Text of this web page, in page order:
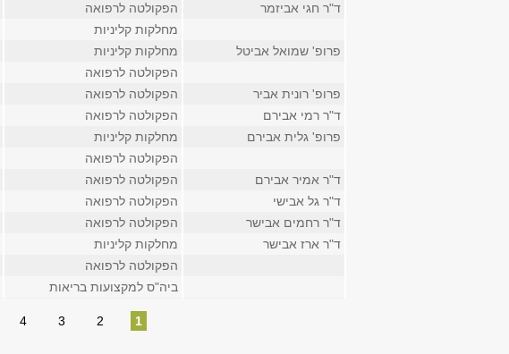
ד"ר חגי אביזמר
הפקולטה לרפואה
מחלקות קליניות
פרופ' שמואל אביטל
מחלקות קליניות
הפקולטה לרפואה
פרופ' רונית אביר
הפקולטה לרפואה
ד"ר רמי אבירם
הפקולטה לרפואה
פרופ' גלית אבירם
מחלקות קליניות
הפקולטה לרפואה
ד"ר אמיר אבירם
הפקולטה לרפואה
ד"ר גל אבישי
הפקולטה לרפואה
ד"ר רחמים אבישר
הפקולטה לרפואה
ד"ר ארז אבישר
מחלקות קליניות
הפקולטה לרפואה
ביה"ס למקצועות בריאות
1
2
3
4